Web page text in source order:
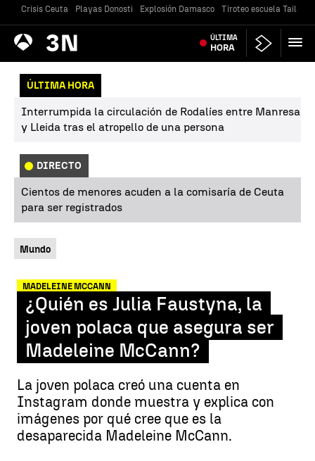
Crisis Ceuta Playas Donosti Explosión Damasco Tiroteo escuela
Antena
3 Noticias ÚLTIMA
HORA
ÚLTIMA HORA
Interrumpida la circulación de Rodalíes entre Manresa
y Lleida tras el atropello de una persona
DIRECTO
Cientos de menores acuden a la comisaría de Ceuta
para ser registrados
Mundo
MADELEINE MCCANN
¿Quién es Julia Faustyna, la
joven polaca que asegura ser
Madeleine McCann?
La joven polaca creó una cuenta en
Instagram donde muestra y explica con
imágenes por qué cree que es la
desaparecida Madeleine McCann.